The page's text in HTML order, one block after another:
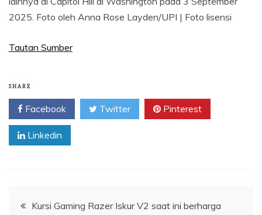
2025. Foto oleh Anna Rose Layden/UPI | Foto lisensi
Tautan Sumber
SHARE
Facebook Twitter Pinterest
Linkedin
Navigasi
Kursi Gaming Razer Iskur V2 saat ini berharga